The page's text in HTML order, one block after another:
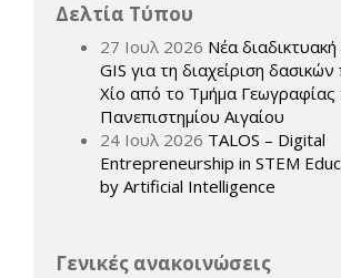
Δελτία Τύπου
27 Ιουλ 2026 Νέα
GIS για τη διαχείριση
Χίο από το Τμήμα Γεωγραφίας
Πανεπιστημίου Αιγαίου
24 Ιουλ 2026 TALOS – Digital
Entrepreneurship in STEM
by Artificial Intelligence
Γενικές ανακοινώσεις